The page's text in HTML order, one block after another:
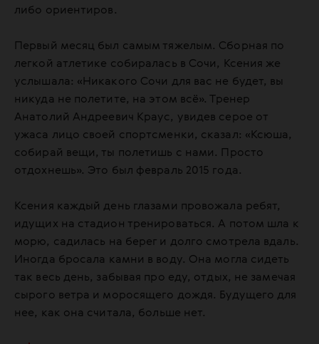
либо ориентиров.
Первый месяц был самым тяжелым. Сборная по
легкой атлетике собиралась в Сочи, Ксения же
услышала: «Никакого Сочи для вас не будет, вы
никуда не полетите, на этом всё». Тренер
Анатолий Андреевич Краус, увидев серое от
ужаса лицо своей спортсменки, сказал: «Ксюша,
собирай вещи, ты полетишь с нами. Просто
отдохнешь». Это был февраль 2015 года.
Ксения каждый день глазами провожала ребят,
идущих на стадион тренироваться. А потом шла к
морю, садилась на берег и долго смотрела вдаль.
Иногда бросала камни в воду. Она могла сидеть
так весь день, забывая про еду, отдых, не замечая
сырого ветра и моросящего дождя. Будущего для
нее, как она считала, больше нет.